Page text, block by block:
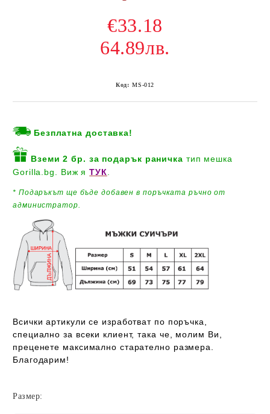
€33.18
64.89лв.
Код: MS-012
Безплатна доставка!
Вземи 2 бр. за подарък раничка тип мешка
Gorilla.bg. Виж яТУК
* Подаръкът ще бъде добавен в поръчката ръчно от
администратор.
Всички артикули се изработват по поръчка,
специално за всеки клиент, така че, молим Ви,
преценете максимално старателно размера.
Благодарим!
Размер: